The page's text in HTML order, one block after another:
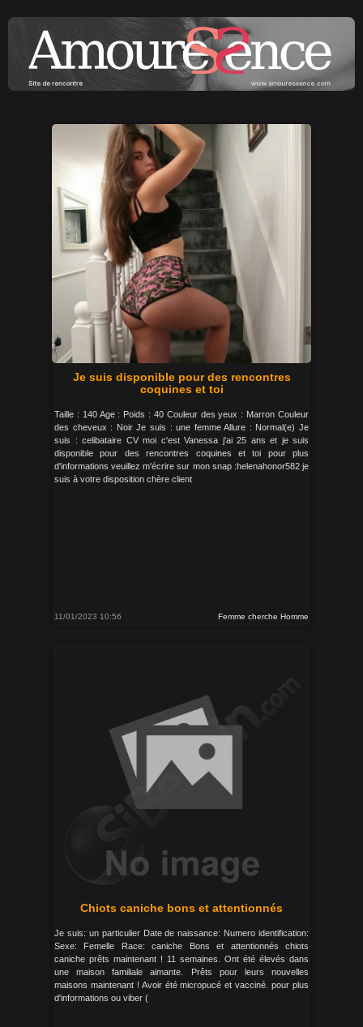
Je suis disponible pour des rencontres
coquines et toi
Taille : 140 Age : Poids : 40 Couleur des yeux : Marron Couleur
des cheveux : Noir Je suis : une femme Allure : Normal(e) Je
suis : celibataire CV moi c'est Vanessa j'ai 25 ans et je suis
disponible pour des rencontres coquines et toi pour plus
d'informations veuillez m'écrire sur mon snap :helenahonor582 je
suis à votre disposition chère client
11/01/2023 10:56 Femme cherche Homme
Chiots caniche bons et attentionnés
Je suis: un particulier Date de naissance: Numero identification:
Sexe: Femelle Race: caniche Bons et attentionnés chiots
caniche prêts maintenant ! 11 semaines. Ont été élevés dans
une maison familiale aimante. Prêts pour leurs nouvelles
maisons maintenant ! Avoir été micropucé et vacciné. pour plus
d'informations ou viber (